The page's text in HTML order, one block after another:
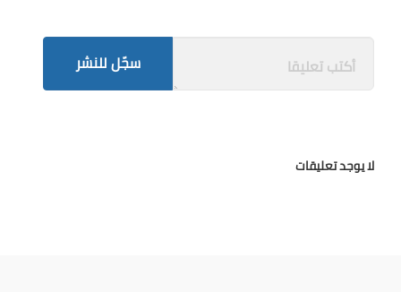
سجّل للنشر
لا يوجد تعليقات